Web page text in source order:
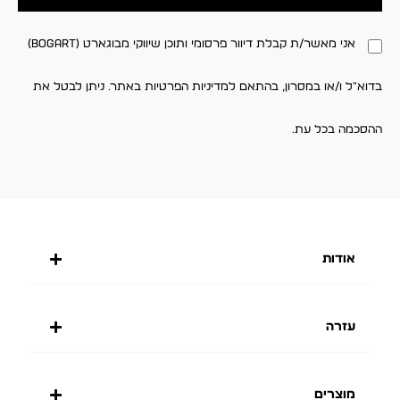
אני מאשר/ת קבלת דיוור פרסומי ותוכן שיווקי מבוגארט (BOGART)
בדוא"ל ו/או במסרון, בהתאם למדיניות הפרטיות באתר. ניתן לבטל את
ההסכמה בכל עת.
אודות
עזרה
מוצרים